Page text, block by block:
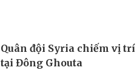
Quân đội Syria chiếm vị
tại Đông Ghouta